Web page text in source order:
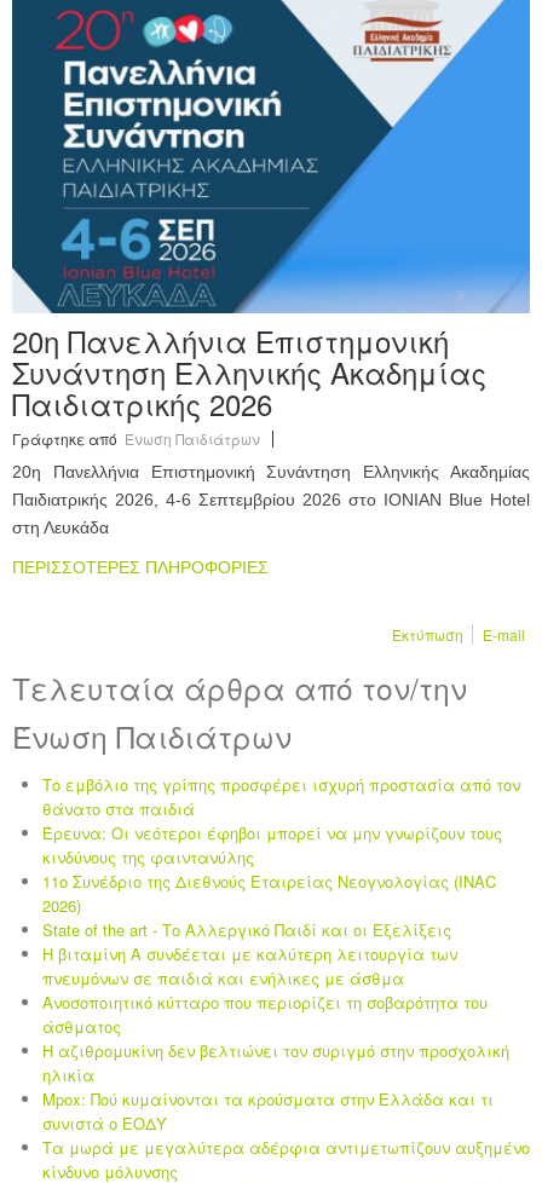
20η Πανελλήνια Επιστημονική
Συνάντηση Ελληνικής Ακαδημίας
Παιδιατρικής 2026
Γράφτηκε από Ένωση Παιδιάτρων
20η Πανελλήνια Επιστημονική Συνάντηση Ελληνικής Ακαδημίας
Παιδιατρικής 2026, 4-6 Σεπτεμβρίου 2026 στο IONIAN Blue Hotel
στη Λευκάδα
ΠΕΡΙΣΣΟΤΕΡΕΣ ΠΛΗΡΟΦΟΡΙΕΣ
Εκτύπωση E-mail
Τελευταία άρθρα από τον/την
Ένωση Παιδιάτρων
Το εμβόλιο της γρίπης προσφέρει ισχυρή προστασία από τον
θάνατο στα παιδιά
Έρευνα: Οι νεότεροι έφηβοι μπορεί να μην γνωρίζουν τους
κινδύνους της φαιντανύλης
11ο Συνέδριο της Διεθνούς Εταιρείας Νεογνολογίας (INAC
2026)
State of the art - Το Αλλεργικό Παιδί και οι Eξελίξεις
Η βιταμίνη Α συνδέεται με καλύτερη λειτουργία των
πνευμόνων σε παιδιά και ενήλικες με άσθμα
Ανοσοποιητικό κύτταρο που περιορίζει τη σοβαρότητα του
άσθματος
Η αζιθρομυκίνη δεν βελτιώνει τον συριγμό στην προσχολική
ηλικία
Mpox: Πού κυμαίνονται τα κρούσματα στην Ελλάδα και τι
συνιστά ο ΕΟΔΥ
Τα μωρά με μεγαλύτερα αδέρφια αντιμετωπίζουν αυξημένο
κίνδυνο μόλυνσης
Ανακοινώσεις
Εργαλεία για Παιδιάτρους
Χρήσιμα Links
Επεξεργασία Προφίλ